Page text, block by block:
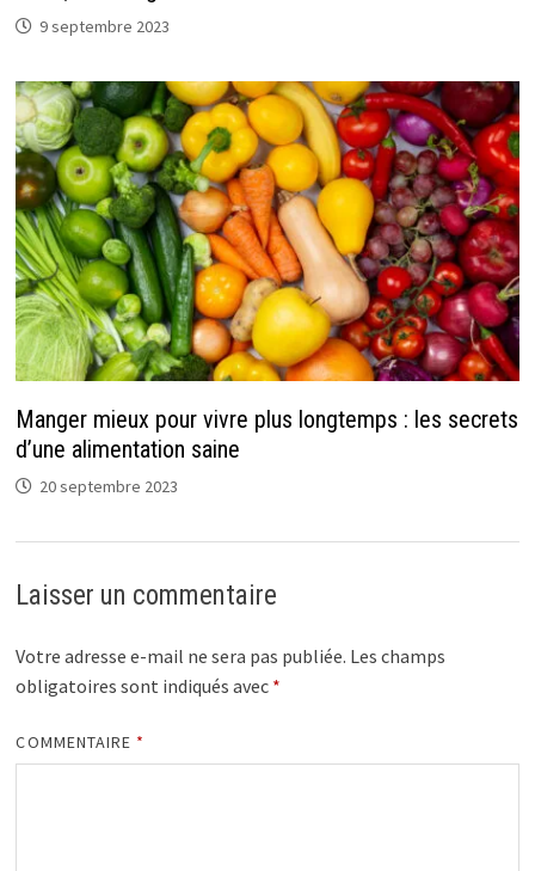
9 septembre 2023
Manger mieux pour vivre plus longtemps : les secrets
d’une alimentation saine
20 septembre 2023
Laisser un commentaire
Votre adresse e-mail ne sera pas publiée. Les champs
obligatoires sont indiqués avec *
COMMENTAIRE *